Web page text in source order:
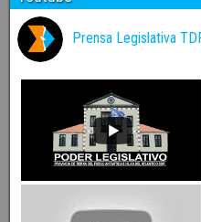
Prensa Legislativa